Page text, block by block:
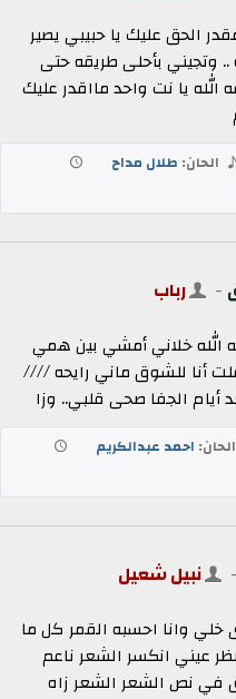
الحق عليك يا حبيبي يصير
وتجيني بأحلى طريقه حتى
الله يا نت واحد مااقدر عليك
الحان: طلال مداح
- رباب
الله خلاني أمشي بين همي
أنا للشوق ماني رايحه ////
أيام الجفا صحى قلبي.. وزا
الحان: احمد عبدالكريم
- نبيل شعيل
وانا احسبه القمر كل ما
عيني انكسر الشعر ناعم
في نص الشعر الشعر زاه